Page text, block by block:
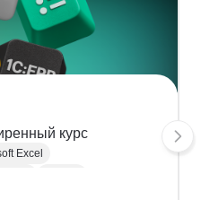
есть - то смело в бой! И
курс
Excel